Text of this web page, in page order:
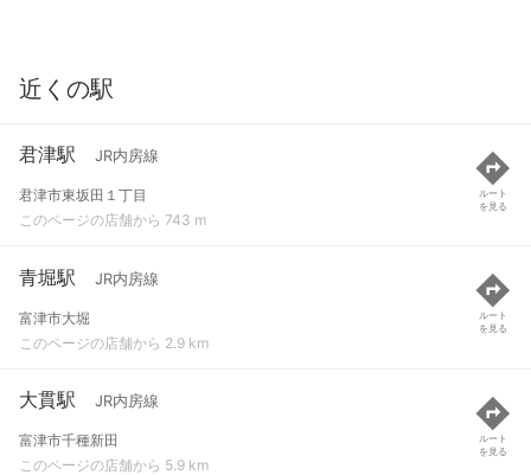
近くの駅
君津駅 JR内房線
君津市東坂田１丁目
このページの店舗から 743 m
ルート
を見る
青堀駅 JR内房線
富津市大堀
このページの店舗から 2.9 km
ルート
を見る
大貫駅 JR内房線
富津市千種新田
このページの店舗から 5.9 km
ルート
を見る